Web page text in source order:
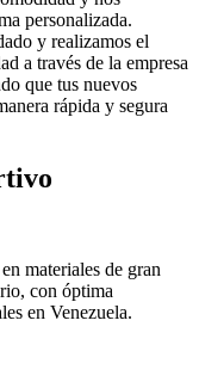
personalizada.
y realizamos el
a través de la empresa
que tus nuevos
rápida y segura
materiales de gran
con óptima
en Venezuela.